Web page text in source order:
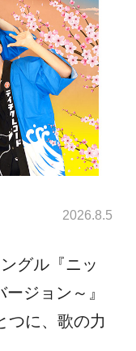
2026.8.5
グル『ニッ
ジョン～』
に、歌の力